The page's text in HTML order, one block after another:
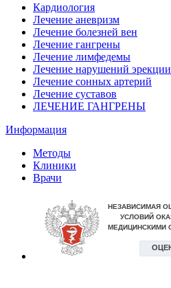
Кардиология
Лечение аневризм
Лечение болезней вен
Лечение гангрены
Лечение лимфедемы
Лечение нарушений эрекции
Лечение сонных артерий
Лечение суставов
ЛЕЧЕНИЕ ГАНГРЕНЫ
Информация
Методы
Клиники
Врачи